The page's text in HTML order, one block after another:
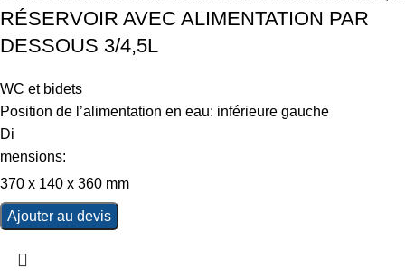
RÉSERVOIR AVEC ALIMENTATION PAR
DESSOUS 3/4,5L
WC et bidets
Position de l’alimentation en eau: inférieure gauche
Di
mensions:
370 x 140 x 360 mm
Ajouter au devis